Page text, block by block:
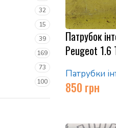
32
15
39
169
73
100
Патрубок
Peugeot 1.6
Патрубки
850 грн